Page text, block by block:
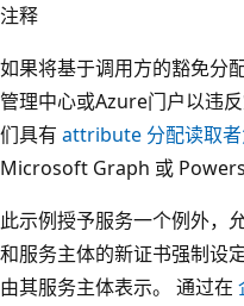
注释
如果将基于调用方的豁免分
管理中心或Azure门户以违
们具有 attribute 分配读取
Microsoft Graph 或
此示例授予服务一个例外，
和服务主体的新证书强制设
由其服务主体表示。 通过在